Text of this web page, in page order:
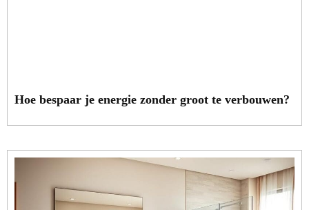
Hoe bespaar je energie zonder groot te verbouwen?